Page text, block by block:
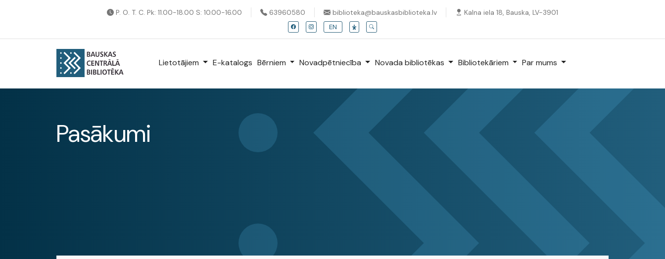
P. O. T. C. Pk: 11.00-18.00 S: 10.00-16.00 63960580 biblioteka@bauskasbiblioteka.lv Kalna iela 18, Bauska, LV-3901
EN
Lietotājiem E-katalogs Bērniem Novadpētniecība Novada bibliotēkas Bibliotekāriem Par mums
Pasākumi